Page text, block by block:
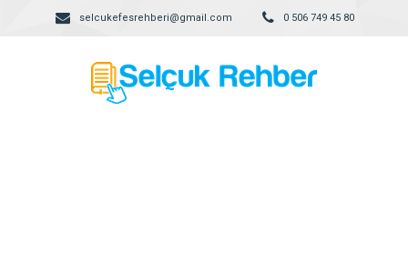
selcukefesrehberi@gmail.com 0 506 749 45 80